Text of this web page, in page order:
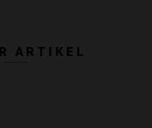
ARTIKEL